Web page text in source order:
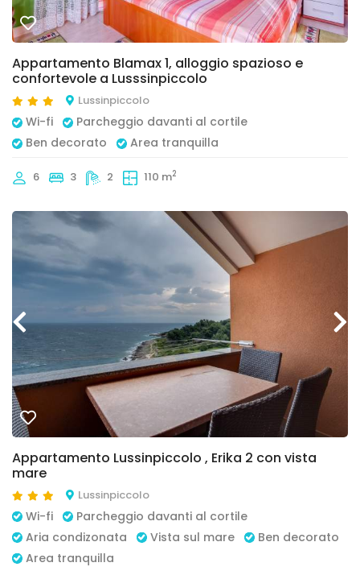
Appartamento Blamax 1, alloggio spazioso e
confortevole a Lusssinpiccolo
Lussinpiccolo
Wi-fi
Parcheggio davanti al cortile
Ben decorato
Area tranquilla
6 3 2 110 m2
Appartamento Lussinpiccolo , Erika 2 con vista
mare
Lussinpiccolo
Wi-fi
Parcheggio davanti al cortile
Aria condizonata
Vista sul mare
Ben decorato
Area tranquilla